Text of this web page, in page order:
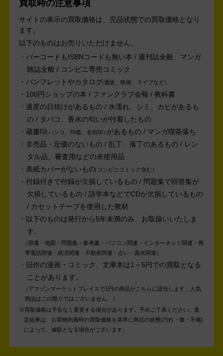
買取時の注意事項
サイトの表示の買取価格は、完品状態での買取価格となり
ます。
以下のものはお売りいただけません。
バーコードもISBNコードも無い本 / 週刊誌全般、マンガ
雑誌全般 / コンビニ専売コミック
パンフレットやカタログ 通販、映画、ライブなど
100円ショップの本 / ファンクラブ会報 / 教科書
過度の日焼けがあるもの / 水濡れ、シミ、カビがあるも
の / タバコ、香水の匂いが付着したもの
蔵書印 ハンコ、印鑑、名前印
があるもの / マンガ喫茶落ち
非売品・定価のないもの / 乱丁、落丁のあるもの / レン
タル品、審査用などの未使用品
表紙カバーがないもの コンビニコミック含む
付録付きで付録が欠損しているもの / 問題集で回答集が
欠損しているもの / 語学本などでCDが欠損しているもの
/ カセットテープを使用した教材
以下のものは発行から5年未満のみ、お取扱いいたしま
す。
辞書・地図・問題集・参考書・パソコン関連・インターネット関連・携
帯電話関連・経済関連・不動産関連・占い・風水関連
旧作の漫画・コミック、文庫本は1～5円での買取となる
ことがあります。
アマゾンマーケットプレイスで1円の商品がこちらに該当します。人気
商品はこの限りではございません。
買取価格は予告なく変更する場合があります。予めご了承ください。 査
定結果は、お荷物到着時の買取価格を基準に商品の状態(汚れ・傷・不備)
によって、減額となる場合がございます。